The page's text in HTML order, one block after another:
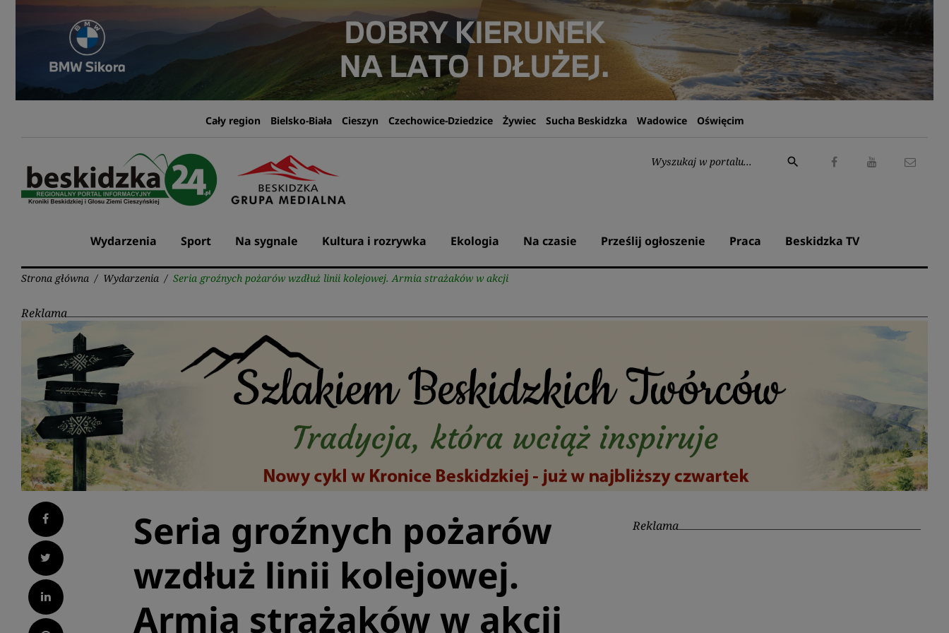
Przejdź
Cały region Bielsko-Biała Cieszyn Czechowice-Dziedzice Żywiec Sucha Beskidzka Wadowice Oświęcim
Wyszukaj:
search
Wydarzenia Sport Na sygnale Kultura i rozrywka Ekologia Na czasie Prześlij ogłoszenie Praca Beskidzka TV
Strona główna / Wydarzenia / Seria groźnych pożarów wzdłuż linii kolejowej. Armia strażaków w akcji
Reklama
Facebook
Twitter
LinkedIn
Seria groźnych pożarów
wzdłuż linii kolejowej.
Armia strażaków w akcji
Reklama